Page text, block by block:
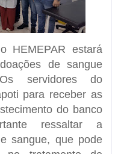
HEMEPAR estará
de sangue
servidores do
para receber as
do banco
ressaltar a
sangue, que pode